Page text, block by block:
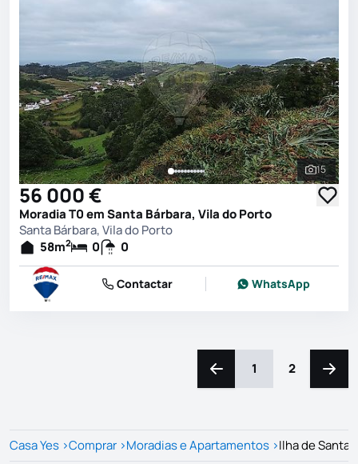
Ver
15
56 000 €
Moradia T0 em Santa Bárbara, Vila do Porto
Santa Bárbara, Vila do Porto
58m2 0 0
Contactar WhatsApp
Navegação para a esquerda
1 2
Casa Yes >Comprar >Moradias e Apartamentos >Ilha de Santa